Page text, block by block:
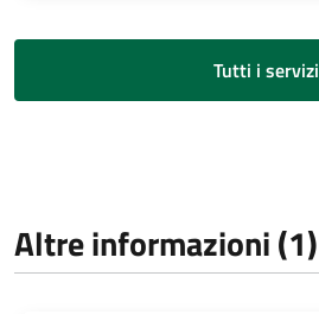
Tutti i servizi
Altre informazioni (1)